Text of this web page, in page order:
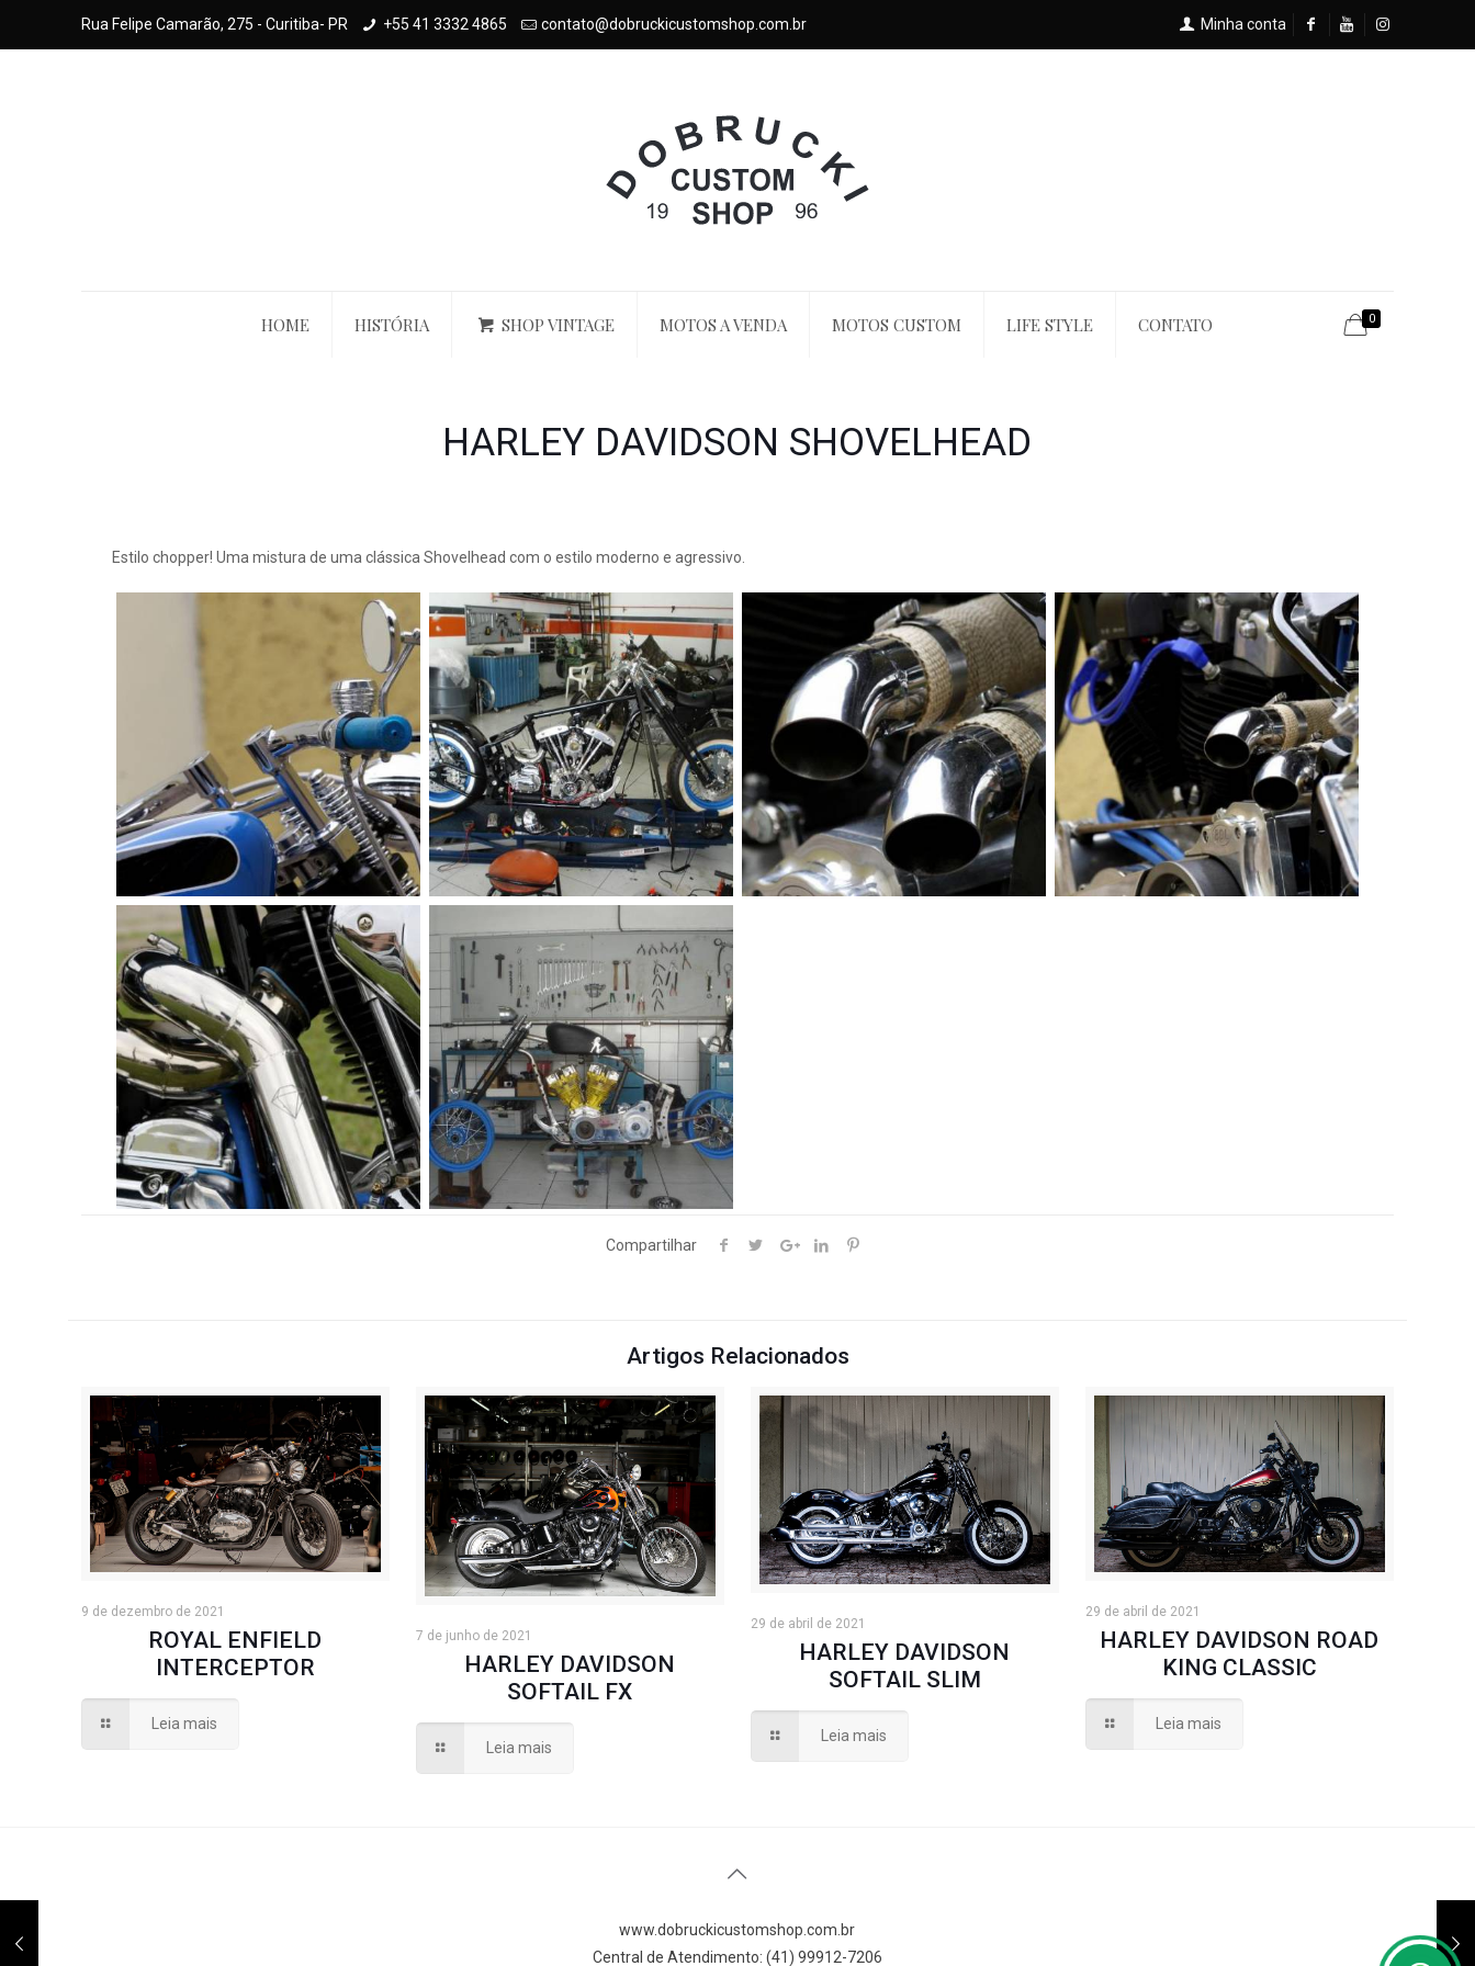
Rua Felipe Camarão, 275 - Curitiba- PR +55 41 3332 4865 contato@dobruckicustomshop.com.br Minha conta
HOME HISTÓRIA SHOP VINTAGE MOTOS A VENDA MOTOS CUSTOM LIFE STYLE CONTATO 0
HARLEY DAVIDSON SHOVELHEAD
Estilo chopper! Uma mistura de uma clássica Shovelhead com o estilo moderno e agressivo.
Compartilhar
Artigos Relacionados
9 de dezembro de 2021
ROYAL ENFIELD
INTERCEPTOR
Leia mais
7 de junho de 2021
HARLEY DAVIDSON
SOFTAIL FX
Leia mais
29 de abril de 2021
HARLEY DAVIDSON
SOFTAIL SLIM
Leia mais
29 de abril de 2021
HARLEY DAVIDSON ROAD
KING CLASSIC
Leia mais
www.dobruckicustomshop.com.br
Central de Atendimento: (41) 99912-7206